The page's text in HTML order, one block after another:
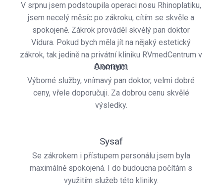
V srpnu jsem podstoupila operaci nosu Rhinoplatiku,
jsem necelý měsíc po zákroku, cítím se skvěle a
spokojeně. Zákrok prováděl skvělý pan doktor
Vidura. Pokud bych měla jít na nějaký estetický
zákrok, tak jedině na privátní kliniku RVmedCentrum v
Olomouci.
Anonym
Výborné služby, vnímavý pan doktor, velmi dobré
ceny, vřele doporučuji. Za dobrou cenu skvělé
výsledky.
Sysaf
Se zákrokem i přístupem personálu jsem byla
maximálně spokojená. I do budoucna počítám s
využitím služeb této kliniky.